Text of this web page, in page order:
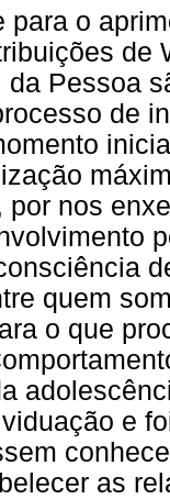
para o
de
Pessoa
de
por nos
quem
o que
e
as